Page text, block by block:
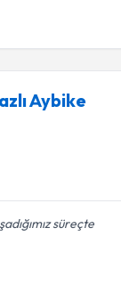
Aybike
süreçte